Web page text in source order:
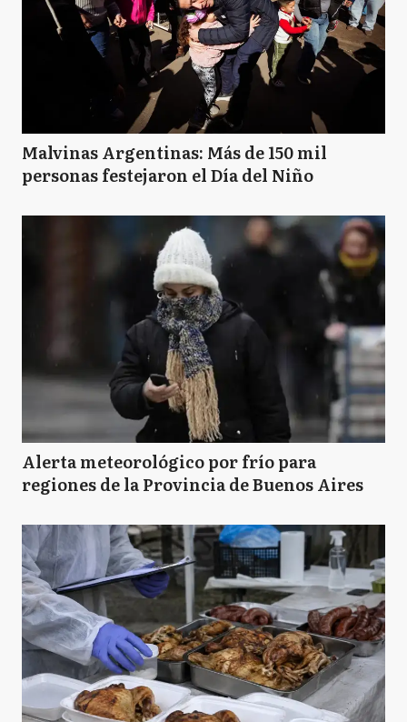
Malvinas Argentinas: Más de 150 mil
personas festejaron el Día del Niño
Alerta meteorológico por frío para
regiones de la Provincia de Buenos Aires